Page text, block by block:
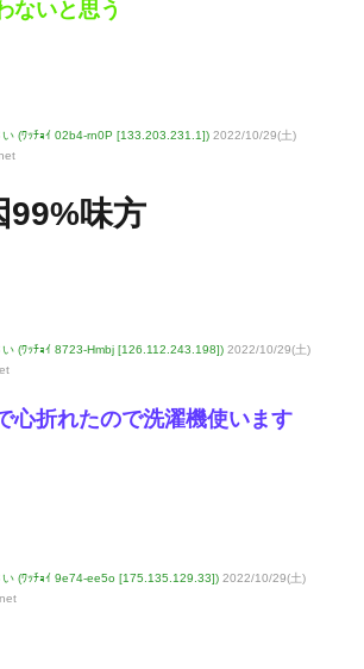
ないと思う
い (ﾜｯﾁｮｲ 02b4-rn0P [133.203.231.1]) 2022/10/29(土)
99%味方
(ﾜｯﾁｮｲ 8723-Hmbj [126.112.243.198]) 2022/10/29(土)
心折れたので洗濯機使います
い (ﾜｯﾁｮｲ 9e74-ee5o [175.135.129.33]) 2022/10/29(土)